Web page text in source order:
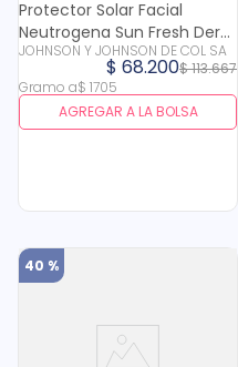
Protector Solar Facial
Neutrogena Sun Fresh Derm
Care Piel Morena Tono
Medio Spf 70 X 40 Gr
JOHNSON Y JOHNSON DE COL SA
$113.667
$ 68.200
Gramo a$ 1705
AGREGAR A LA BOLSA
40 %